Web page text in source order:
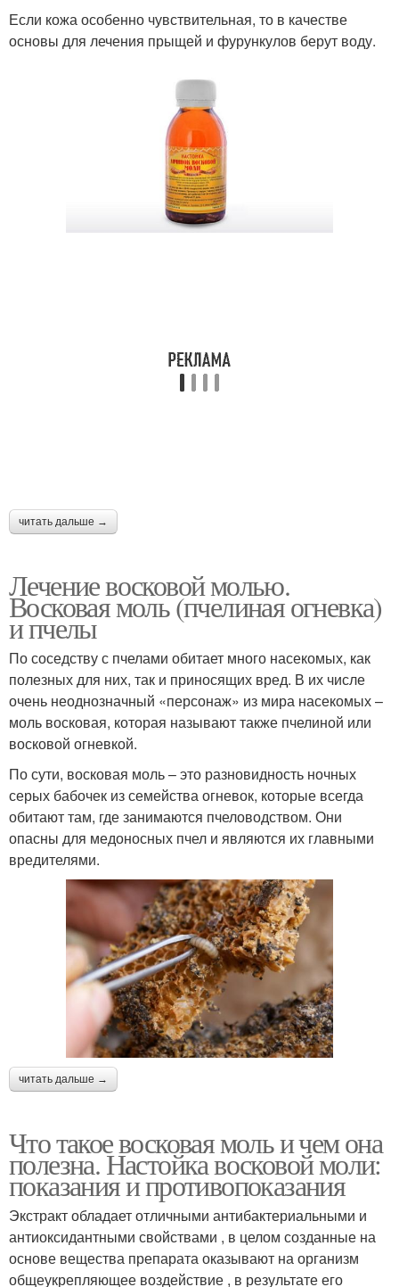
Если кожа особенно чувствительная, то в качестве
основы для лечения прыщей и фурункулов берут воду.
читать дальше →
Лечение восковой молью.
Восковая моль (пчелиная огневка)
и пчелы
По соседству с пчелами обитает много насекомых, как
полезных для них, так и приносящих вред. В их числе
очень неоднозначный «персонаж» из мира насекомых –
моль восковая, которая называют также пчелиной или
восковой огневкой.
По сути, восковая моль – это разновидность ночных
серых бабочек из семейства огневок, которые всегда
обитают там, где занимаются пчеловодством. Они
опасны для медоносных пчел и являются их главными
вредителями.
читать дальше →
Что такое восковая моль и чем она
полезна. Настойка восковой моли:
показания и противопоказания
Экстракт обладает отличными антибактериальными и
антиоксидантными свойствами , в целом созданные на
основе вещества препарата оказывают на организм
общеукрепляющее воздействие , в результате его